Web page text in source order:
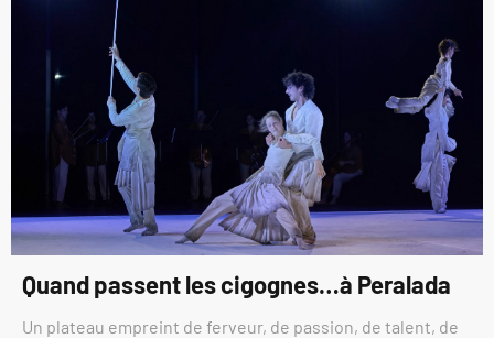
Quand passent les cigognes…à Peralada
Un plateau empreint de ferveur, de passion, de talent, de